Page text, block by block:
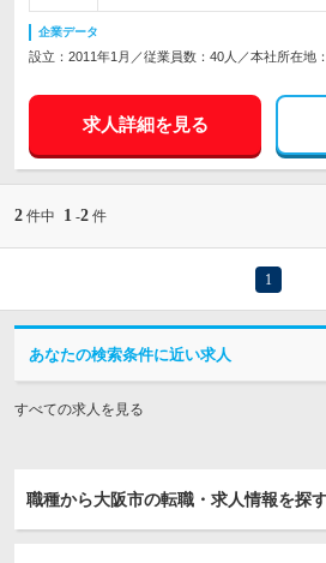
企業データ
設立：2011年1月／従業員数：40人／本社所在地
求人詳細を見る
2 件中 1 -2 件
1
あなたの検索条件に近い求人
すべての求人を見る
職種から大阪市の転職・求人情報を探